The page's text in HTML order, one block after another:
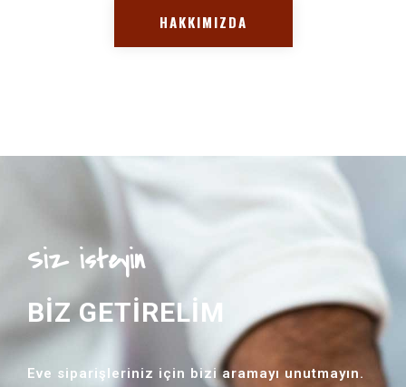
HAKKIMIZDA
Siz isteyin
BİZ GETİRELİM
Eve siparişleriniz için bizi aramayı unutmayın.